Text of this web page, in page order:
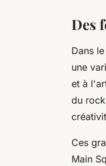
Des
Dans
une
et à
du
Ces
Main